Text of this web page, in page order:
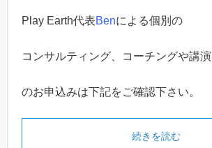
Play Earth代表Benによる個別の
コンサルティング、コーチングや講演
のお申込みは下記をご確認下さい。
続きを読む